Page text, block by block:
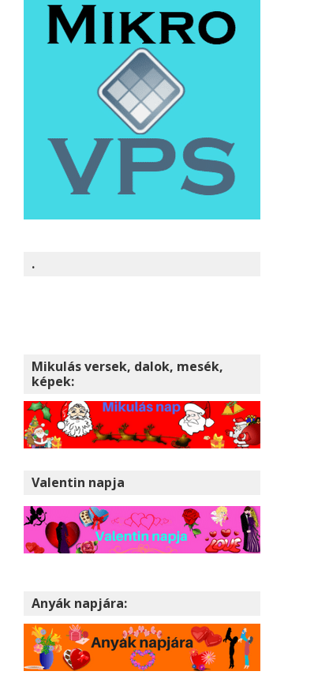
.
Mikulás versek, dalok, mesék,
képek:
Valentin napja
Anyák napjára: